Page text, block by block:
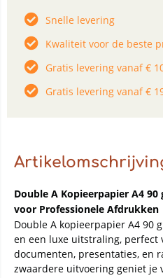
Snelle levering
Kwaliteit voor de beste
Gratis levering vanaf €
Gratis levering vanaf €
Double A Kopieerpapier A4
voor Professionele Afdrukken
Double A kopieerpapier A4 90
en een luxe uitstraling, perfect
documenten, presentaties, en
zwaardere uitvoering geniet je